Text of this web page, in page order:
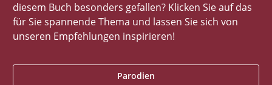
diesem Buch besonders gefallen? Klicken Sie auf das
für Sie spannende Thema und lassen Sie sich von
unseren Empfehlungen inspirieren!
Parodien